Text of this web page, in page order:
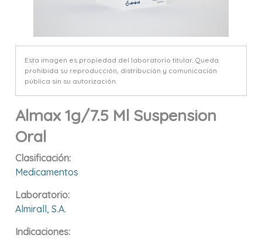
Esta imagen es propiedad del laboratorio titular. Queda
prohibida su reproducción, distribución y comunicación
pública sin su autorización.
Almax 1g/7.5 Ml Suspension
Oral
Clasificación:
Medicamentos
Laboratorio:
Almirall, S.a.
Indicaciones: